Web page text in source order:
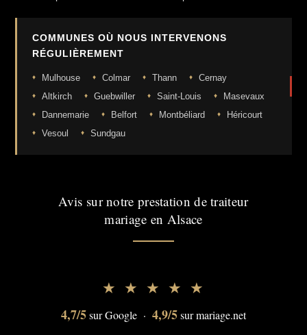
COMMUNES OÙ NOUS INTERVENONS
RÉGULIÈREMENT
Mulhouse Colmar Thann
Cernay
Altkirch
Guebwiller Saint-Louis
Masevaux
Dannemarie
Belfort Montbéliard
Héricourt
Vesoul
Sundgau
Avis sur notre prestation de traiteur
mariage en Alsace
★ ★ ★ ★ ★
4,7/5sur Google · 4,9/5sur mariage.net